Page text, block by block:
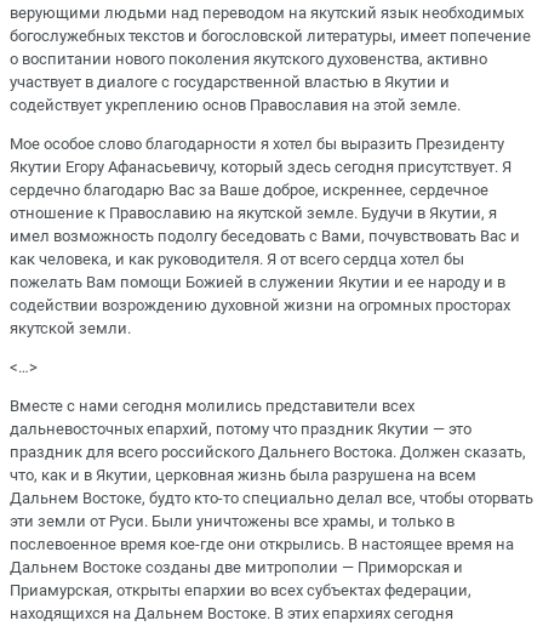
верующими людьми над переводом на якутский язык необходимых
богослужебных текстов и богословской литературы, имеет попечение
о воспитании нового поколения якутского духовенства, активно
участвует в диалоге с государственной властью в Якутии и
содействует укреплению основ Православия на этой земле.
Мое особое слово благодарности я хотел бы выразить Президенту
Якутии Егору Афанасьевичу, который здесь сегодня присутствует. Я
сердечно благодарю Вас за Ваше доброе, искреннее, сердечное
отношение к Православию на якутской земле. Будучи в Якутии, я
имел возможность подолгу беседовать с Вами, почувствовать Вас и
как человека, и как руководителя. Я от всего сердца хотел бы
пожелать Вам помощи Божией в служении Якутии и ее народу и в
содействии возрождению духовной жизни на огромных просторах
якутской земли.
<…>
Вместе с нами сегодня молились представители всех
дальневосточных епархий, потому что праздник Якутии — это
праздник для всего российского Дальнего Востока. Должен сказать,
что, как и в Якутии, церковная жизнь была разрушена на всем
Дальнем Востоке, будто кто-то специально делал все, чтобы оторвать
эти земли от Руси. Были уничтожены все храмы, и только в
послевоенное время кое-где они открылись. В настоящее время на
Дальнем Востоке созданы две митрополии — Приморская и
Приамурская, открыты епархии во всех субъектах федерации,
находящихся на Дальнем Востоке. В этих епархиях сегодня